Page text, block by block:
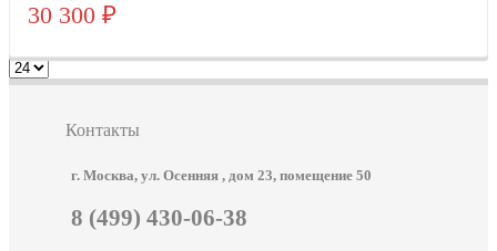
30 300 ₽
Контакты
г. Москва, ул. Осенняя , дом 23, помещение 50
8 (499) 430-06-38